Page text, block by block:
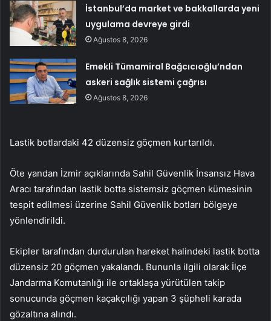
İstanbul’da market ve bakkallarda yeni
uygulama devreye girdi
Ağustos 8, 2026
Emekli Tümamiral Bağcıcıoğlu’ndan
askeri sağlık sistemi çağrısı
Ağustos 8, 2026
Lastik botlardaki 42 düzensiz göçmen kurtarıldı.
Öte yandan İzmir açıklarında Sahil Güvenlik İnsansız Hava
Aracı tarafından lastik botta sistemsiz göçmen kümesinin
tespit edilmesi üzerine Sahil Güvenlik botları bölgeye
yönlendirildi.
Ekipler tarafından durdurulan hareket halindeki lastik botta
düzensiz 20 göçmen yakalandı. Bununla ilgili olarak İlçe
Jandarma Komutanlığı ile ortaklaşa yürütülen takip
sonucunda göçmen kaçakçılığı yapan 3 şüpheli karada
gözaltına alındı.